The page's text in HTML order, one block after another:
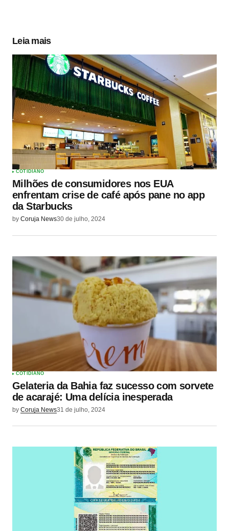
Leia mais
COTIDIANO
Milhões de consumidores nos EUA
enfrentam crise de café após pane no app
da Starbucks
by Coruja News30 de julho, 2024
COTIDIANO
Gelateria da Bahia faz sucesso com sorvete
de acarajé: Uma delícia inesperada
by Coruja News31 de julho, 2024